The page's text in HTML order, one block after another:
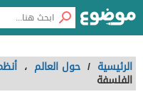
الرئيسية / حول العالم ،
الفلسفة